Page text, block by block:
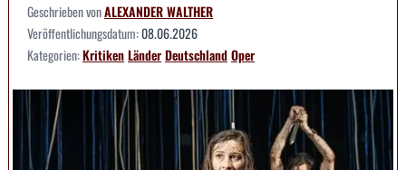
Geschrieben vonALEXANDER WALTHER
Veröffentlichungsdatum:08.06.2026
Kategorien:KritikenLänderDeutschlandOper